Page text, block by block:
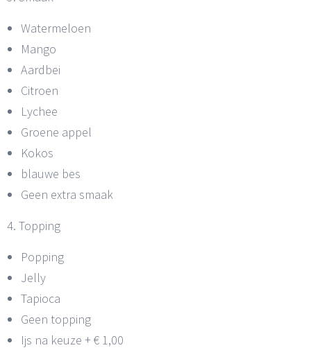
Watermeloen
Mango
Aardbei
Citroen
Lychee
Groene appel
Kokos
blauwe bes
Geen extra smaak
4. Topping
Popping
Jelly
Tapioca
Geen topping
Ijs na keuze + € 1,00